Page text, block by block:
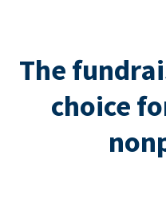
The
choice